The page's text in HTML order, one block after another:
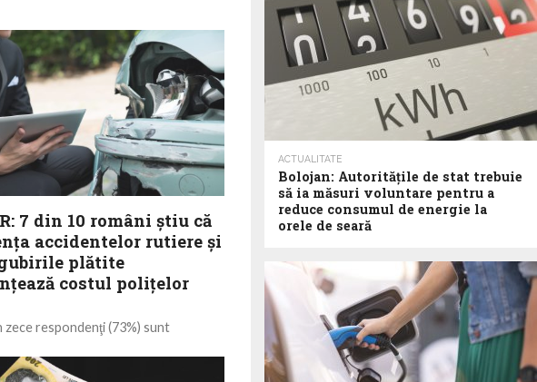
7 din 10 români ştiu că
accidentelor rutiere şi
plătite
costul poliţelor
zece respondenţi (73%) sunt
şi valoarea despăgubirilor plătite,
costul poliţei RCA,...
ACTUALITATE
Bolojan: Autoritățile de stat trebuie
să ia măsuri voluntare pentru a
reduce consumul de energie la
orele de seară